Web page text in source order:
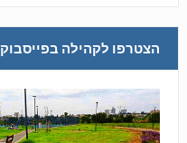
הצטרפו לקהילה בפייסבוק